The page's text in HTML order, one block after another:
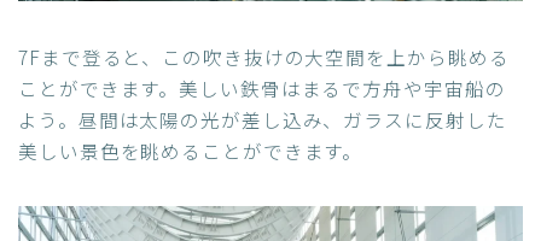
7Fまで登ると、この吹き抜けの大空間を上から眺める
ことができます。美しい鉄骨はまるで方舟や宇宙船の
よう。昼間は太陽の光が差し込み、ガラスに反射した
美しい景色を眺めることができます。